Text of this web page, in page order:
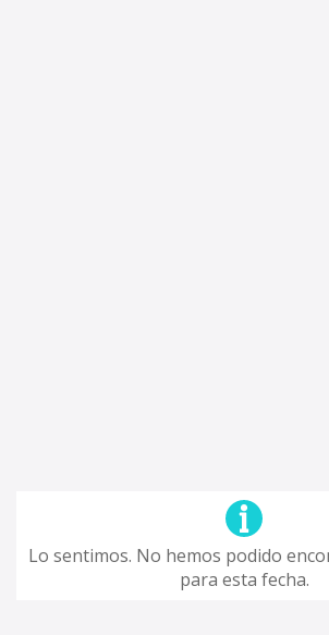
Lo sentimos. No hemos podido
para esta fecha.